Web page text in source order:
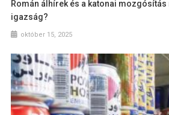
Román álhírek és a katonai
igazság?
október 15, 2025